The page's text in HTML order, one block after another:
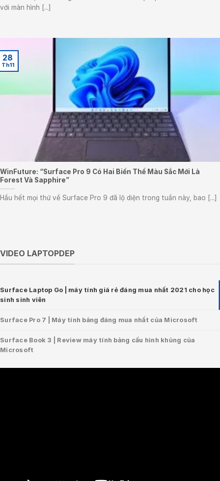
với màn hình [...]
WinFuture: “Surface Pro 9 Có Hai Biến Thể Màu Sắc Mới Là
Forest Và Sapphire”
Hầu hết mọi thứ về Surface Pro 9 đã lộ diện trong tuần này, bao [...]
28
Th11
VIDEO LAPTOPDEP
Surface Laptop Go | máy tính giá rẻ đáng mua nhất 2021 cho học
sinh sinh viên
Surface Pro 7 | Máy tính bảng đáng mua nhất của Microsoft
Surface Book 3 | Review máy tính bảng cấu hình khủng của
Microsoft